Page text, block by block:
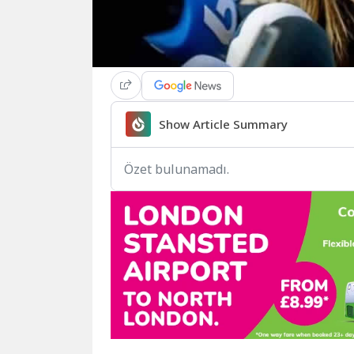
Show Article Summary
Özet bulunamadı.